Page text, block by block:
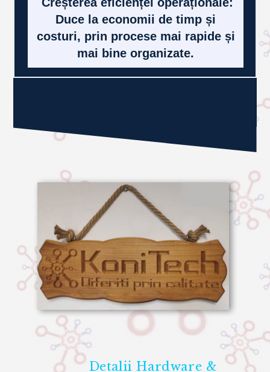
minimizează intervențiile manuale
și creșterea acurateții
operațiunilor.
costuri, prin procese mai rapide și